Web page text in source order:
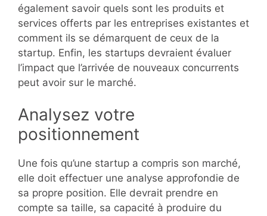
également savoir quels sont les produits et
services offerts par les entreprises existantes et
comment ils se démarquent de ceux de la
startup. Enfin, les startups devraient évaluer
l’impact que l’arrivée de nouveaux concurrents
peut avoir sur le marché.
Analysez votre
positionnement
Une fois qu’une startup a compris son marché,
elle doit effectuer une analyse approfondie de
sa propre position. Elle devrait prendre en
compte sa taille, sa capacité à produire du